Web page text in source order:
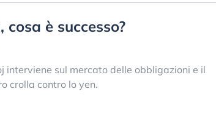
è successo?
interviene sul mercato delle obbligazioni e il
crolla contro lo yen.